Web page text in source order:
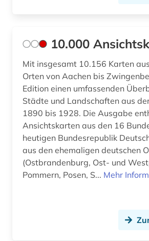
bauernhof (1)
bauernkrieg &lt (1)
bauforschung (2)
bauhaus (1)
baukonstruktion (2)
baukunst (1)
baurecht (2)
bautechnik (1)
Tuerkei (3)
USA (13)
Ukraine (2)
Vatikanstadt (2)
Zypern (1)
10.000
Mit insgesamt 10.156 Karten
Orten von Aachen bis Zwingenberg bietet die
Edition einen umfassenden
Städte und Landschaften aus
1890 bis 1928. Die Ausgabe
Ansichtskarten aus den 16
heutigen Bundesrepublik
aus den ehemaligen deutschen
(Ostbrandenburg, Ost- und
Pommern, Posen, S... Mehr